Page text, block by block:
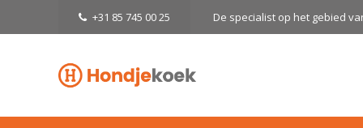
+31 85 745 00 25 De specialist op het gebied